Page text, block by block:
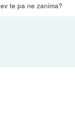
te pa ne zanima?